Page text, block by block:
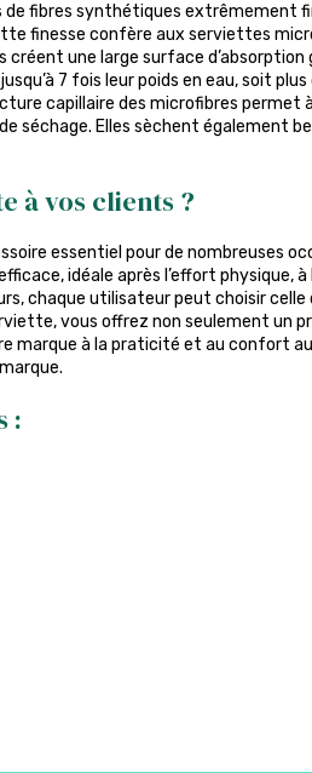
fibres synthétiques extrêmement
finesse confère aux serviettes
une large surface d’absorption
7 fois leur poids en eau, soit plus
capillaire des microfibres permet à
séchage. Elles sèchent également
à vos clients ?
essentiel pour de nombreuses
idéale après l’effort physique, à
chaque utilisateur peut choisir celle
vous offrez non seulement un
marque à la praticité et au confort
: